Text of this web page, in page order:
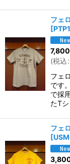
フェ
[PTP1
7,800
(税込:
フェ
です
で採
たT
フェ
[